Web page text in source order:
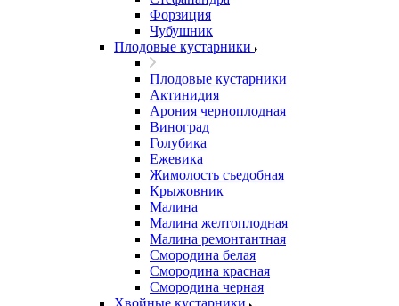
Форзиция
Чубушник
Плодовые кустарники
Плодовые кустарники
Актинидия
Арония черноплодная
Виноград
Голубика
Ежевика
Жимолость съедобная
Крыжовник
Малина
Малина желтоплодная
Малина ремонтантная
Смородина белая
Смородина красная
Смородина черная
Хвойные кустарники